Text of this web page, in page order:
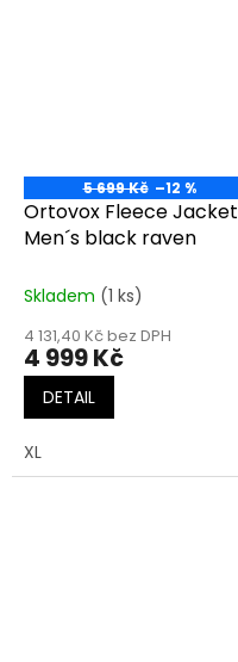
5 699 Kč –12 %
Ortovox Fleece Jacket
Men´s black raven
Skladem (1 ks)
4 131,40 Kč bez DPH
4 999 Kč
DETAIL
XL